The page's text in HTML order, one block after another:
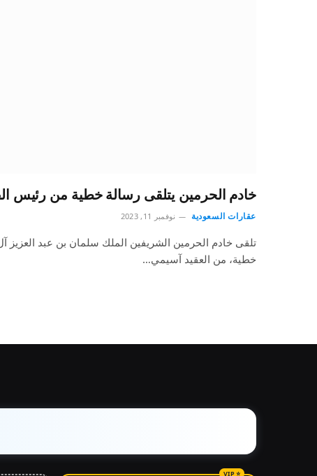
خادم الحرمين يتلقى رسالة خطية من رئيس
عقارات السعودية نوفمبر 11, 2023
تلقى خادم الحرمين الشريفين الملك سلمان بن عبد العزيز
خطية، من العقيد آسيمي…